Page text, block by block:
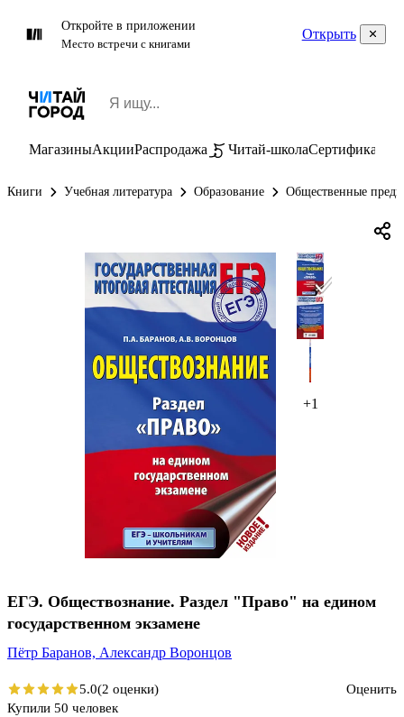
Откройте в приложении
Место встречи с книгами
Открыть
МагазиныАкцииРаспродажа Читай-школаСертификаты
Книги Учебная литература Образование Общественные
+1
ЕГЭ. Обществознание. Раздел "Право" на едином
государственном экзамене
Пётр Баранов, Александр Воронцов
5.0(2 оценки)
Оценить
Купили 50 человек